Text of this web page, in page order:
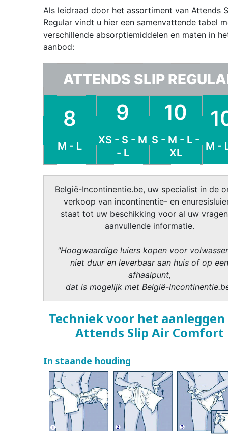
Als leidraad door het assortiment van Attends
Regular vindt u hier een samenvattende tabel
verschillende absorptiemiddelen en maten in
aanbod:
ATTENDS SLIP
8
M - L
9
XS - S - M
- L
10
S - M - L -
XL
M -
België-Incontinentie.be, uw specialist in de
verkoop van incontinentie- en
staat tot uw beschikking voor al uw
aanvullende informatie.
"Hoogwaardige luiers kopen voor
niet duur en leverbaar aan huis of op een
afhaalpunt,
dat is mogelijk met België-
Techniek voor het aanleggen
Attends Slip Air Comfort
In staande houding